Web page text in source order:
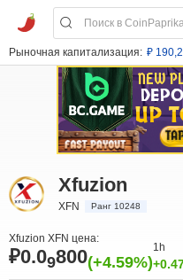
Рыночная капитализация: ₽
Xfuzion
XFN Ранг 10248
Xfuzion XFN цена:
₽0.09800(+4.59%)
1h